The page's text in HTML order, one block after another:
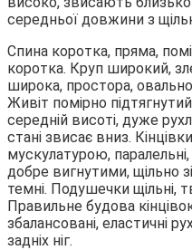
середньої довжини з
Спина коротка, пряма,
коротка. Круп широкий,
широка, простора,
Живіт помірно
середній висоті, дуже
стані звисає вниз.
мускулатурою,
добре вигнутими, щільно
темні. Подушечки щільні,
Правильне будова
збалансовані, еластичні
задніх ніг.